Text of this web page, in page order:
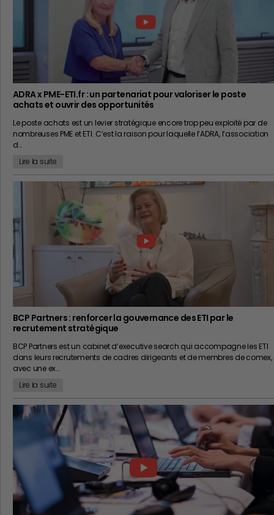
ADRA x PME-ETI.fr : un partenariat pour valoriser le poste
achats et ouvrir des opportunités
Le poste achats est un levier stratégique encore trop peu exploité par de
nombreuses PME et ETI. C’est la raison pour laquelle l’ADRA, l’association
d…
Lire la suite
BCP Partners : renforcer la gouvernance des ETI par le
recrutement stratégique
BCP Partners est un cabinet d’executive search qui accompagne les ETI
dans leurs recrutements de cadres dirigeants et de membres de comex,
avec une ex…
Lire la suite